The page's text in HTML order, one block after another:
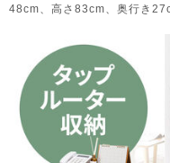
48cm、高さ83cm、奥行き